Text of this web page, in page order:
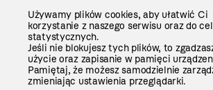
Używamy plików cookies, aby ułatwić Ci
korzystanie z naszego serwisu oraz do
statystycznych.
Jeśli nie blokujesz tych plików, to
użycie oraz zapisanie w pamięci
Pamiętaj, że możesz samodzielnie
zmieniając ustawienia przeglądarki.